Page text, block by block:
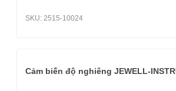
SKU: 2515-10024
Cảm biến độ nghiêng JEWELL-